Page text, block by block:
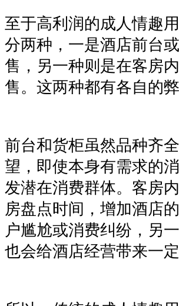
至于高利润的成人情趣
分两种，一是酒店前台
售，另一种则是在客房
售。这两种都有各自的弊
前台和货柜虽然品种齐
望，即使本身有需求的
发潜在消费群体。客房
房盘点时间，增加酒店
户尴尬或消费纠纷，另
也会给酒店经营带来一